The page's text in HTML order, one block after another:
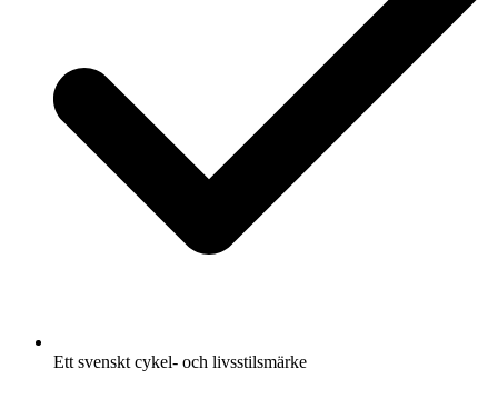
Ett svenskt cykel- och livsstilsmärke